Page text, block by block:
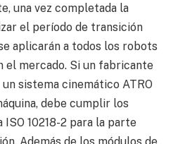
una vez completada la
el período de transición
aplicarán a todos los robots
el mercado. Si un fabricante
sistema cinemático ATRO
debe cumplir los
10218-2 para la parte